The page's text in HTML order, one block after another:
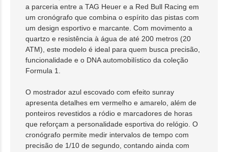
a parceria entre a TAG Heuer e a Red Bull Racing em
um cronógrafo que combina o espírito das pistas com
um design esportivo e marcante. Com movimento a
quartzo e resistência à água de até 200 metros (20
ATM), este modelo é ideal para quem busca precisão,
funcionalidade e o DNA automobilístico da coleção
Formula 1.
O mostrador azul escovado com efeito sunray
apresenta detalhes em vermelho e amarelo, além de
ponteiros revestidos a ródio e marcadores de horas
que reforçam a personalidade esportiva do relógio. O
cronógrafo permite medir intervalos de tempo com
precisão de 1/10 de segundo, contando ainda com